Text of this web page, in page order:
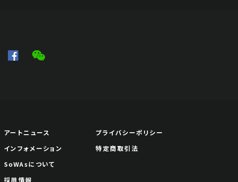
アートニュース
インフォメーション
SoWAsについて
採用情報
プライバシーポリシー
特定商取引法